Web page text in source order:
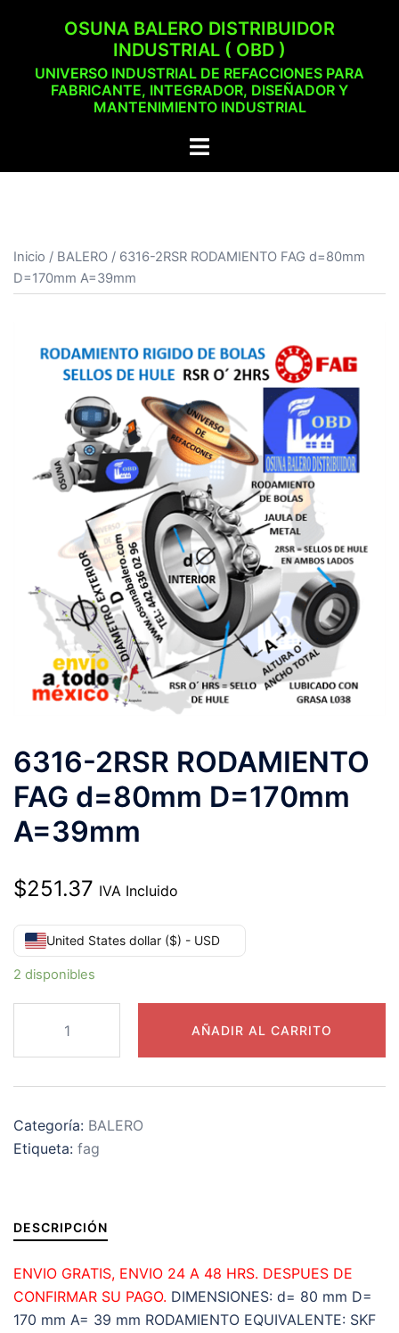
OSUNA BALERO DISTRIBUIDOR
INDUSTRIAL ( OBD )
UNIVERSO INDUSTRIAL DE REFACCIONES PARA
FABRICANTE, INTEGRADOR, DISEÑADOR Y
MANTENIMIENTO INDUSTRIAL
Alternar
Inicio / BALERO / 6316-2RSR RODAMIENTO FAG d=80mm
D=170mm A=39mm
6316-2RSR RODAMIENTO
FAG d=80mm D=170mm
A=39mm
$251.37 IVA Incluido
United States dollar ($) - USD
2 disponibles
RODAMIENTO
FAG
D=170mm
A=39mm
AÑADIR AL CARRITO
Categoría: BALERO
Etiqueta: fag
DESCRIPCIÓN
ENVIO GRATIS, ENVIO 24 A 48 HRS. DESPUES DE
CONFIRMAR SU PAGO. DIMENSIONES: d= 80 mm D=
170 mm A= 39 mm RODAMIENTO EQUIVALENTE: SKF